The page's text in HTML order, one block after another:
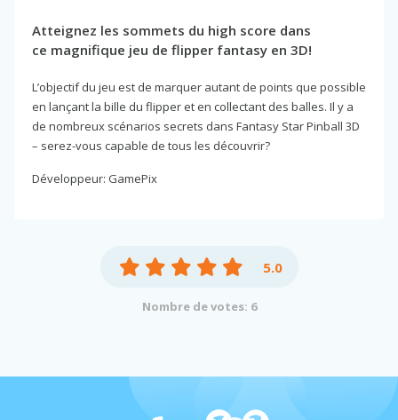
Atteignez les sommets du high score dans
ce magnifique jeu de flipper fantasy en 3D!
L’objectif du jeu est de marquer autant de points que possible
en lançant la bille du flipper et en collectant des balles. Il y a
de nombreux scénarios secrets dans Fantasy Star Pinball 3D
– serez-vous capable de tous les découvrir?
Développeur: GamePix
5.0
Nombre de votes: 6